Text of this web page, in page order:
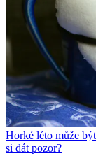
Horké léto může
si dát pozor?